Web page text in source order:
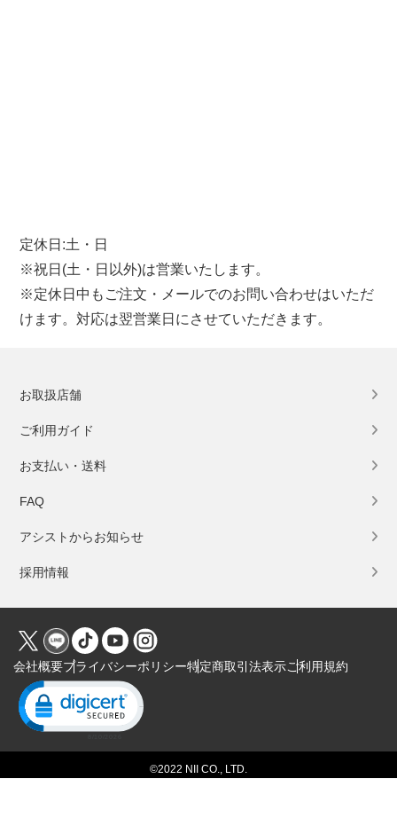
定休日:土・日
※祝日(土・日以外)は営業いたします。
※定休日中もご注文・メールでのお問い合わせはいただ
けます。対応は翌営業日にさせていただきます。
お取扱店舗
ご利用ガイド
お支払い・送料
FAQ
アシストからお知らせ
採用情報
会社概要プライバシーポリシー特定商取引法表示ご利用規約
Click to open certificate verification popup
©2022 NII CO., LTD.